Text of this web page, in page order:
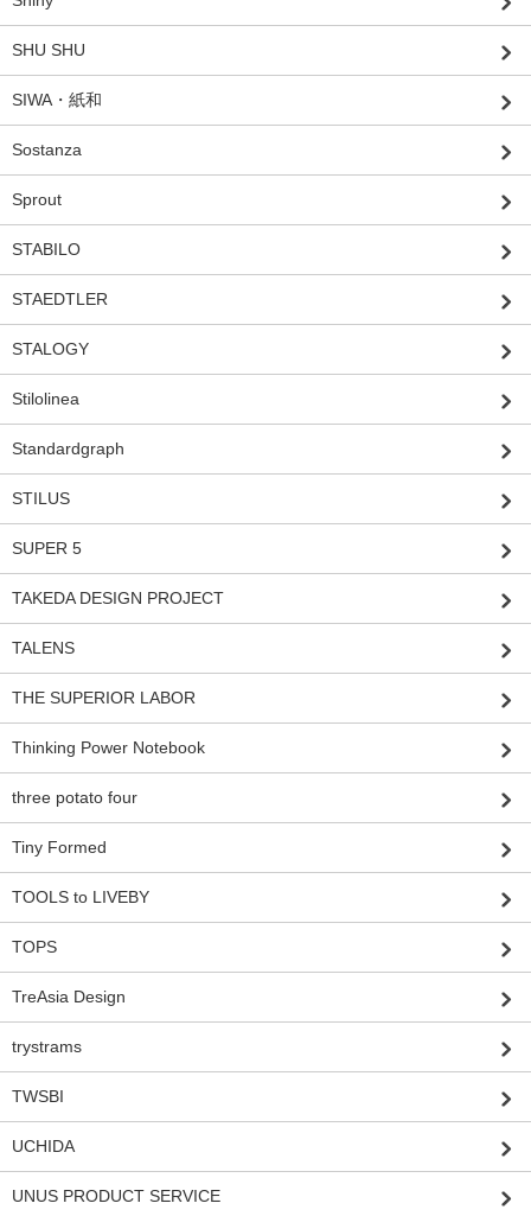
SHU SHU
SIWA・紙和
Sostanza
Sprout
STABILO
STAEDTLER
STALOGY
Stilolinea
Standardgraph
STILUS
SUPER 5
TAKEDA DESIGN PROJECT
TALENS
THE SUPERIOR LABOR
Thinking Power Notebook
three potato four
Tiny Formed
TOOLS to LIVEBY
TOPS
TreAsia Design
trystrams
TWSBI
UCHIDA
UNUS PRODUCT SERVICE